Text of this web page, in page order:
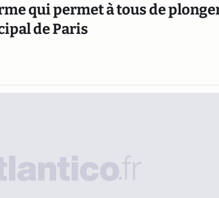
qui permet à tous de
de Paris